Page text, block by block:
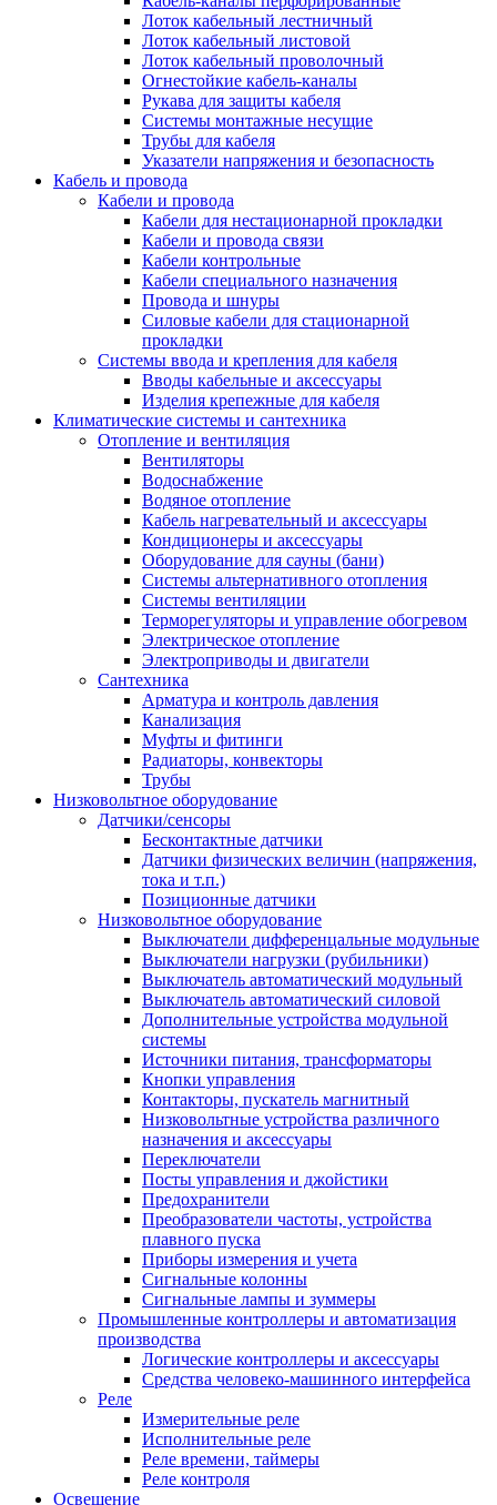
Лоток кабельный лестничный
Лоток кабельный листовой
Лоток кабельный проволочный
Огнестойкие кабель-каналы
Рукава для защиты кабеля
Системы монтажные несущие
Трубы для кабеля
Указатели напряжения и безопасность
Кабель и провода
Кабели и провода
Кабели для нестационарной прокладки
Кабели и провода связи
Кабели контрольные
Кабели специального назначения
Провода и шнуры
Силовые кабели для стационарной
прокладки
Системы ввода и крепления для кабеля
Вводы кабельные и аксессуары
Изделия крепежные для кабеля
Климатические системы и сантехника
Отопление и вентиляция
Вентиляторы
Водоснабжение
Водяное отопление
Кабель нагревательный и аксессуары
Кондиционеры и аксессуары
Оборудование для сауны (бани)
Системы альтернативного отопления
Системы вентиляции
Терморегуляторы и управление обогревом
Электрическое отопление
Электроприводы и двигатели
Сантехника
Арматура и контроль давления
Канализация
Муфты и фитинги
Радиаторы, конвекторы
Трубы
Низковольтное оборудование
Датчики/сенсоры
Бесконтактные датчики
Датчики физических величин (напряжения,
тока и т.п.)
Позиционные датчики
Низковольтное оборудование
Выключатели дифференцальные модульные
Выключатели нагрузки (рубильники)
Выключатель автоматический модульный
Выключатель автоматический силовой
Дополнительные устройства модульной
системы
Источники питания, трансформаторы
Кнопки управления
Контакторы, пускатель магнитный
Низковольтные устройства различного
назначения и аксессуары
Переключатели
Посты управления и джойстики
Предохранители
Преобразователи частоты, устройства
плавного пуска
Приборы измерения и учета
Сигнальные колонны
Сигнальные лампы и зуммеры
Промышленные контроллеры и автоматизация
производства
Логические контроллеры и аксессуары
Средства человеко-машинного интерфейса
Реле
Измерительные реле
Исполнительные реле
Реле времени, таймеры
Реле контроля
Освещение